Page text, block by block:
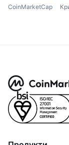
CoinMarketCap